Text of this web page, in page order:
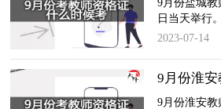
日当天举行
2023-07-14
9月份淮安教